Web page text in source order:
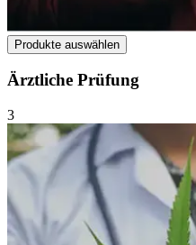
Produkte auswählen
Ärztliche Prüfung
3